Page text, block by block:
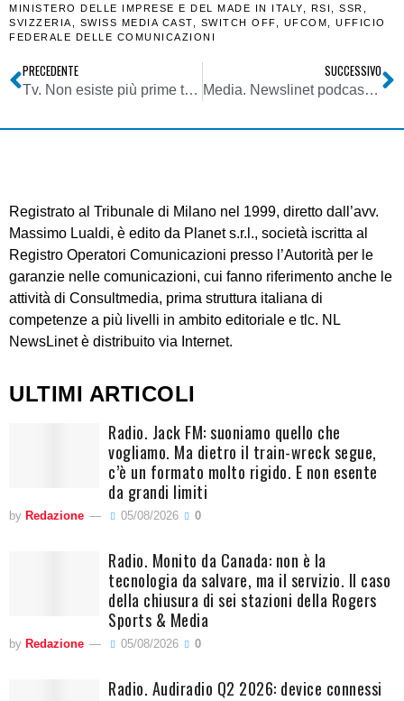
MINISTERO DELLE IMPRESE E DEL MADE IN ITALY
RSI SSR
SVIZZERIA
SWISS MEDIA CAST SWITCH OFF UFCOM
UFFICIO
FEDERALE DELLE COMUNICAZIONI
PRECEDENTE
Tv. Non esiste più prime time: fruizione differita ha trasformato tv di palinsesto in quella delle esigenze. Così Osservatorio Agcom 1/2025
SUCCESSIVO
Media. Newslinet podcast puntata del 21/05/2025: ascolta le notizie della settimana di NL. Conducono Carlo Elli e Laura Badiini. By Kvox
Registrato al Tribunale di Milano nel 1999, diretto dall’avv.
Massimo Lualdi, è edito da Planet s.r.l., società iscritta al
Registro Operatori Comunicazioni presso l’Autorità per le
garanzie nelle comunicazioni, cui fanno riferimento anche le
attività di Consultmedia, prima struttura italiana di
competenze a più livelli in ambito editoriale e tlc. NL
NewsLinet è distribuito via Internet.
ULTIMI ARTICOLI
Radio. Jack FM: suoniamo quello che
vogliamo. Ma dietro il train-wreck segue,
c’è un formato molto rigido. E non esente
da grandi limiti
by Redazione 05/08/2026 0
Radio. Monito da Canada: non è la
tecnologia da salvare, ma il servizio. Il caso
della chiusura di sei stazioni della Rogers
Sports & Media
by Redazione 05/08/2026 0
Radio. Audiradio Q2 2026: device connessi